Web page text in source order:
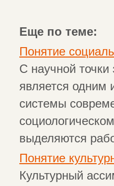
Еще по теме:
Понятие
С научной точки
является одним
системы
выделяются
Понятие
Культурный